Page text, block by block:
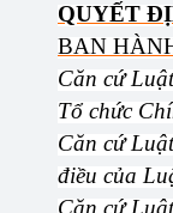
QUYẾT
BAN
Căn cứ
Tổ chức
Căn cứ
điều của
Căn cứ